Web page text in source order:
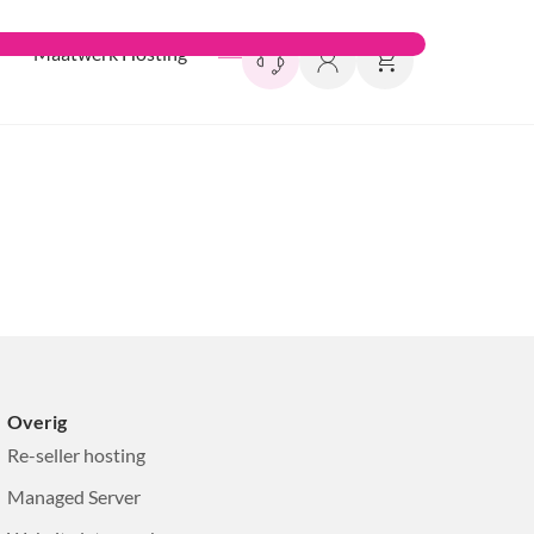
Maatwerk Hosting
Overig
Re-seller hosting
Managed Server